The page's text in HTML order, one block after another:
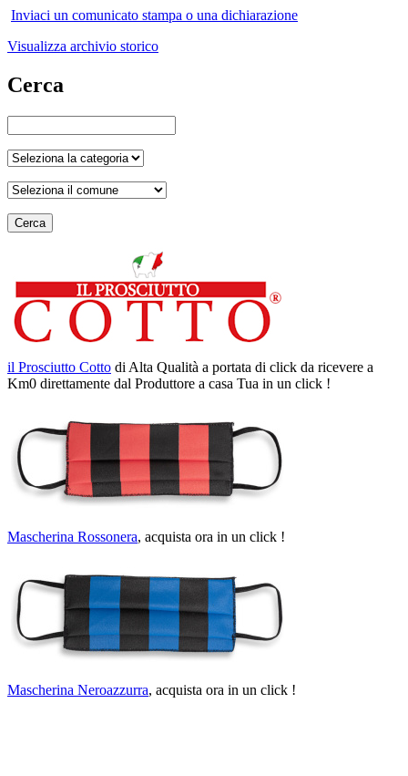
Inviaci un comunicato stampa o una dichiarazione
Visualizza archivio storico
Cerca
Cerca
il Prosciutto Cotto di Alta Qualità a portata di click da ricevere a
Km0 direttamente dal Produttore a casa Tua in un click !
Mascherina Rossonera, acquista ora in un click !
Mascherina Neroazzurra, acquista ora in un click !